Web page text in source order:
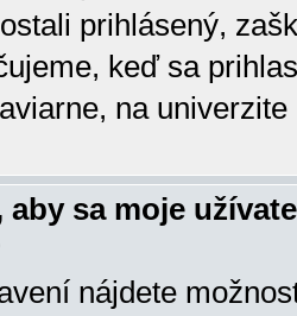
prihlásený,
keď sa
na univerzite
aby sa moje
nájdete